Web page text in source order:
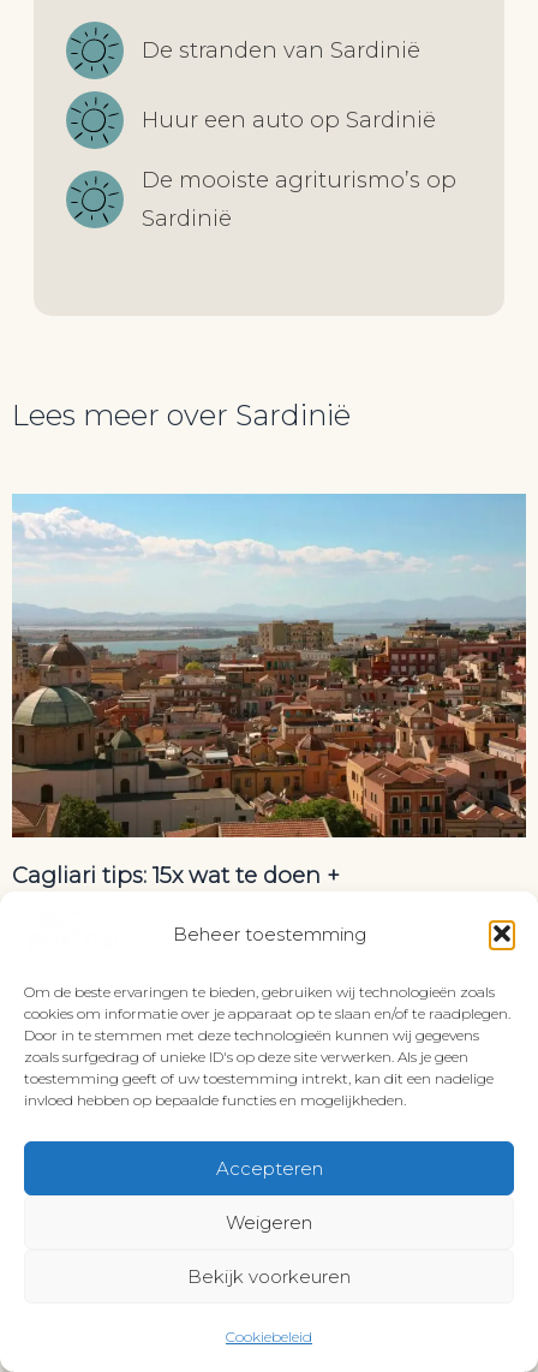
Beheer toestemming
Om de beste ervaringen te bieden, gebruiken wij technologieën zoals
cookies om informatie over je apparaat op te slaan en/of te raadplegen.
Door in te stemmen met deze technologieën kunnen wij gegevens
zoals surfgedrag of unieke ID's op deze site verwerken. Als je geen
toestemming geeft of uw toestemming intrekt, kan dit een nadelige
invloed hebben op bepaalde functies en mogelijkheden.
Accepteren
Weigeren
Bekijk voorkeuren
Cookiebeleid
De stranden van Sardinië
Huur een auto op Sardinië
De mooiste agriturismo’s op
Sardinië
Lees meer over Sardinië
Cagliari tips: 15x wat te doen +
Zuid-Sardinië